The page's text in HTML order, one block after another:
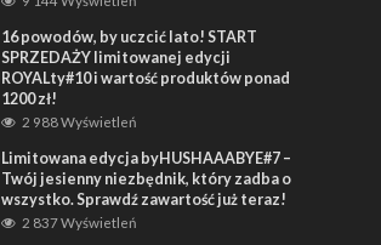
16 powodów, by uczcić lato! START
SPRZEDAŻY limitowanej edycji
ROYALty#10 i wartość produktów ponad
1200 zł!
2 988 Wyświetleń
Limitowana edycja byHUSHAAABYE#7 –
Twój jesienny niezbędnik, który zadba o
wszystko. Sprawdź zawartość już teraz!
2 837 Wyświetleń